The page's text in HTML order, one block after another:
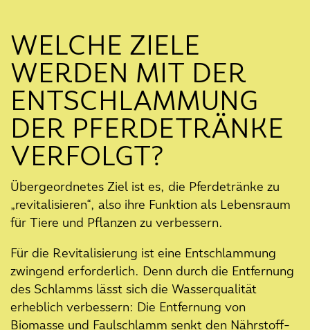
Actionbound Rallye durch das
Eversten Holz
13. Dezember 2023
Vermessungen für Baumkataster
im Schlossgarten
06. November 2023
Munitionsfund in der Pferdetränke
19. Oktober 2023
Baustart für die Entschlammung
der Pferdetränke im Eversten Holz
WELCHE ZIELE
WERDEN MIT DER
ENTSCHLAMMUNG
DER PFERDETRÄNKE
VERFOLGT?
Übergeordnetes Ziel ist es, die Pferdetränke zu
„revitalisieren“, also ihre Funktion als Lebensraum
für Tiere und Pflanzen zu verbessern.
Für die Revitalisierung ist eine Entschlammung
zwingend erforderlich. Denn durch die Entfernung
des Schlamms lässt sich die Wasserqualität
erheblich verbessern: Die Entfernung von
Biomasse und Faulschlamm senkt den Nährstoff-
Was ist das Problem mit der
Pferdetränke im Eversten Holz?
21. September 2023
Rückblick: Das war das KLIMA